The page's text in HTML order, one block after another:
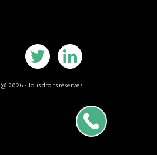
Parlons de votre
@ 2026 - Tous droits réservés